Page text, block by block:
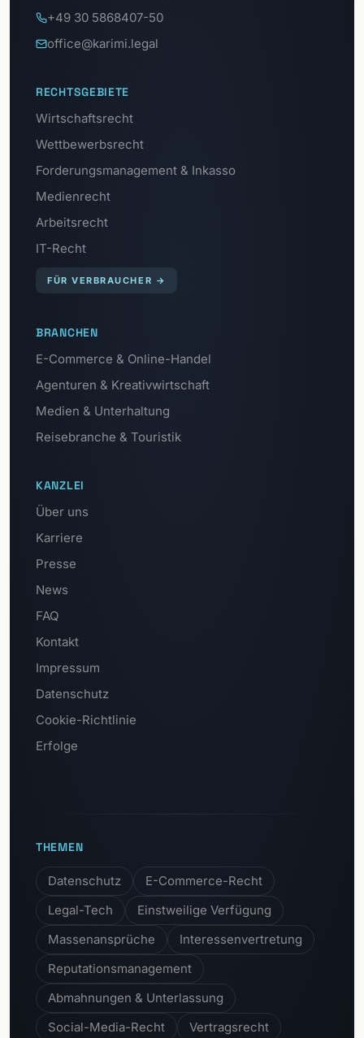
+49 30 5868407-50
office@karimi.legal
RECHTSGEBIETE
Wirtschaftsrecht
Wettbewerbsrecht
Forderungsmanagement & Inkasso
Medienrecht
Arbeitsrecht
IT-Recht
FÜR VERBRAUCHER →
BRANCHEN
E-Commerce & Online-Handel
Agenturen & Kreativwirtschaft
Medien & Unterhaltung
Reisebranche & Touristik
KANZLEI
Über uns
Karriere
Presse
News
FAQ
Kontakt
Impressum
Datenschutz
Cookie-Richtlinie
Erfolge
THEMEN
Datenschutz
E-Commerce-Recht
Legal-Tech
Einstweilige Verfügung
Massenansprüche
Interessenvertretung
Reputationsmanagement
Abmahnungen & Unterlassung
Social-Media-Recht
Vertragsrecht